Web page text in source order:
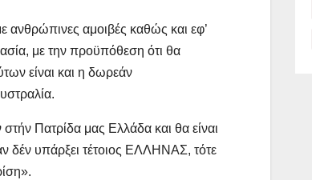
αμοιβές καθώς και εφ’
με την προϋπόθεση ότι θα
είναι και η δωρεάν
Πατρίδα μας Ελλάδα και θα είναι
υπάρξει τέτοιος ΕΛΛΗΝΑΣ, τότε